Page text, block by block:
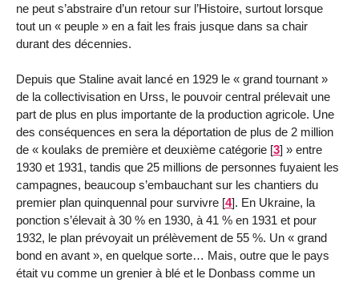
ne peut s’abstraire d’un retour sur l’Histoire, surtout lorsque
tout un « peuple » en a fait les frais jusque dans sa chair
durant des décennies.
Depuis que Staline avait lancé en 1929 le « grand tournant »
de la collectivisation en Urss, le pouvoir central prélevait une
part de plus en plus importante de la production agricole. Une
des conséquences en sera la déportation de plus de 2 million
de « koulaks de première et deuxième catégorie [3] » entre
1930 et 1931, tandis que 25 millions de personnes fuyaient les
campagnes, beaucoup s’embauchant sur les chantiers du
premier plan quinquennal pour survivre [4]. En Ukraine, la
ponction s’élevait à 30 % en 1930, à 41 % en 1931 et pour
1932, le plan prévoyait un prélèvement de 55 %. Un « grand
bond en avant », en quelque sorte… Mais, outre que le pays
était vu comme un grenier à blé et le Donbass comme un